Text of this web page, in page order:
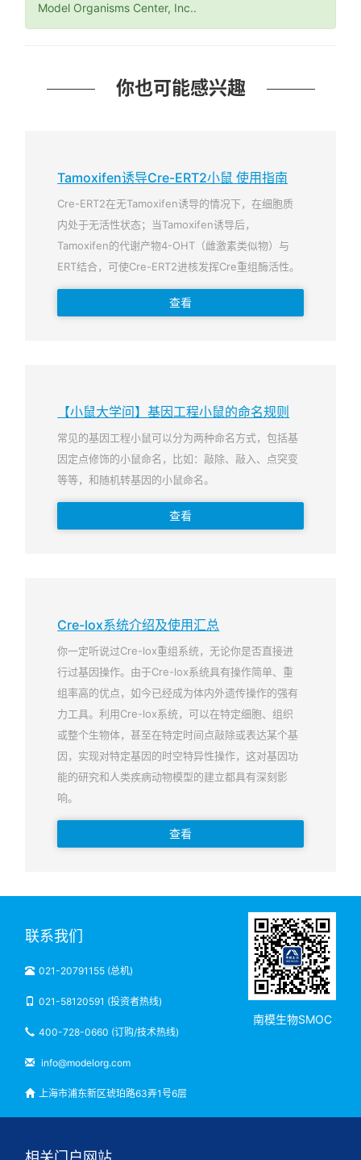
Model Organisms Center, Inc..
你也可能感兴趣
Tamoxifen诱导Cre-ERT2小鼠 使用指南
Cre-ERT2在无Tamoxifen诱导的情况下，在细胞质
内处于无活性状态；当Tamoxifen诱导后，
Tamoxifen的代谢产物4-OHT（雌激素类似物）与
ERT结合，可使Cre-ERT2进核发挥Cre重组酶活性。
查看
【小鼠大学问】基因工程小鼠的命名规则
常见的基因工程小鼠可以分为两种命名方式，包括基
因定点修饰的小鼠命名，比如：敲除、敲入、点突变
等等，和随机转基因的小鼠命名。
查看
Cre-lox系统介绍及使用汇总
你一定听说过Cre-lox重组系统，无论你是否直接进
行过基因操作。由于Cre-lox系统具有操作简单、重
组率高的优点，如今已经成为体内外遗传操作的强有
力工具。利用Cre-lox系统，可以在特定细胞、组织
或整个生物体，甚至在特定时间点敲除或表达某个基
因，实现对特定基因的时空特异性操作，这对基因功
能的研究和人类疾病动物模型的建立都具有深刻影
响。
查看
联系我们
021-20791155 (总机)
021-58120591 (投资者热线)
400-728-0660 (订购/技术热线)
info@modelorg.com
上海市浦东新区琥珀路63弄1号6层
南模生物SMOC